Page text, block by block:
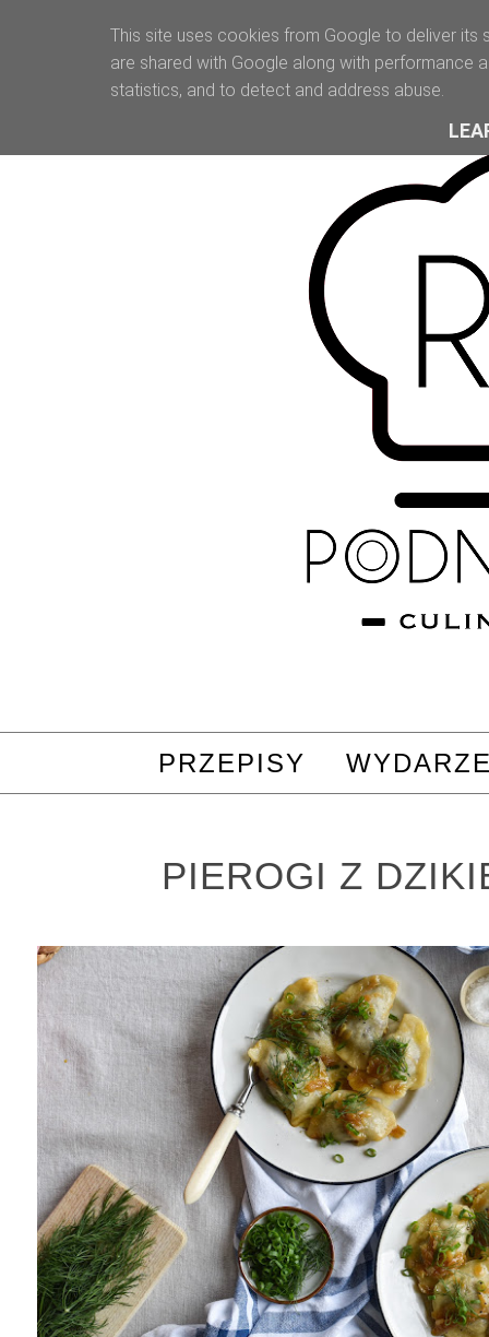
PRZEPISY
PIEROGI Z
This site uses cookies from Google to deliver its
are shared with Google along with performance
statistics, and to detect and address abuse.